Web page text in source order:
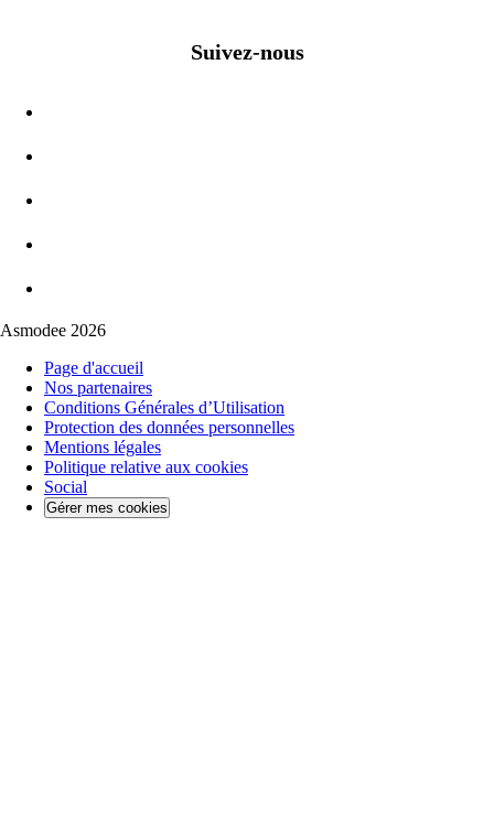
Suivez-nous
Asmodee 2026
Page d'accueil
Nos partenaires
Conditions Générales d’Utilisation
Protection des données personnelles
Mentions légales
Politique relative aux cookies
Social
Gérer mes cookies